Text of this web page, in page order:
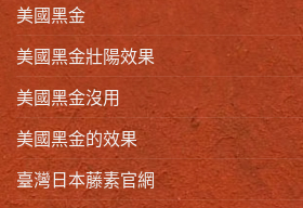
美國黑金
美國黑金壯陽效果
美國黑金沒用
美國黑金的效果
臺灣日本藤素官網